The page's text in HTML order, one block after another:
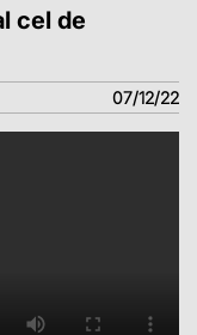
cel de
07/12/22